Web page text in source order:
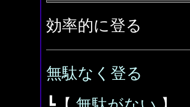
効率的に登る
無駄なく登る